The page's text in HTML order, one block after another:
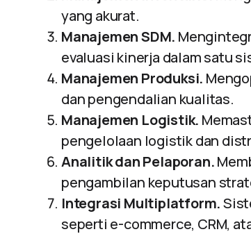
yang akurat.
Manajemen SDM.
evaluasi kinerja dalam satu
Manajemen Produksi.
dan pengendalian kualitas.
Manajemen Logistik.
pengelolaan logistik dan
Analitik dan Pelaporan.
pengambilan keputusan
Integrasi Multiplatform.
seperti e-commerce, CRM,